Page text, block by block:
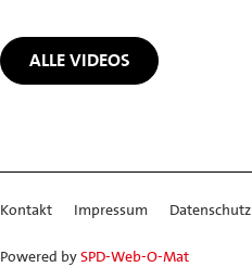
ALLE VIDEOS
Kontakt Impressum Datenschutz
Powered bySPD-Web-O-Mat